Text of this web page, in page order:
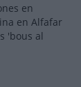
en
en Alfafar
'bous al